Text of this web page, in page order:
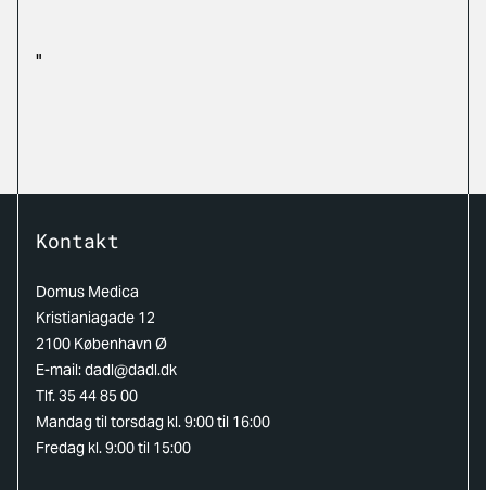
"
Kontakt
Domus Medica
Kristianiagade 12
2100 København Ø
E-mail:dadl@dadl.dk
Tlf. 35 44 85 00
Mandag til torsdag kl. 9:00 til 16:00
Fredag kl. 9:00 til 15:00